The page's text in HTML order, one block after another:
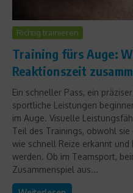
Richtig trainieren
Training fürs Auge:
Reaktionszeit
Ein schneller Pass, ein
sportliche Leistungen
im Auge. Visuelle
Teil des Trainings, obwohl
wie schnell Reize erkannt
werden. Ob im Teamsport,
Zusammenspiel aus...